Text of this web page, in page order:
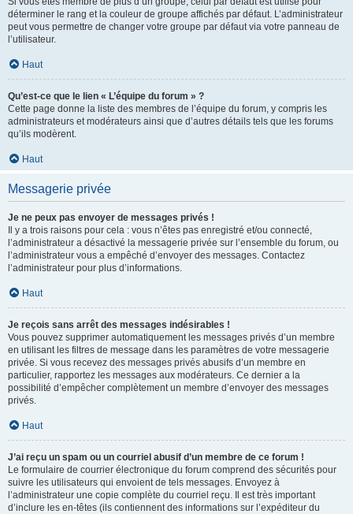
déterminer le rang et la couleur de groupe affichés par défaut. L’administrateur
peut vous permettre de changer votre groupe par défaut via votre panneau de
l’utilisateur.
Haut
Qu’est-ce que le lien « L’équipe du forum » ?
Cette page donne la liste des membres de l’équipe du forum, y compris les
administrateurs et modérateurs ainsi que d’autres détails tels que les forums
qu’ils modèrent.
Haut
Messagerie privée
Je ne peux pas envoyer de messages privés !
Il y a trois raisons pour cela : vous n’êtes pas enregistré et/ou connecté,
l’administrateur a désactivé la messagerie privée sur l’ensemble du forum, ou
l’administrateur vous a empêché d’envoyer des messages. Contactez
l’administrateur pour plus d’informations.
Haut
Je reçois sans arrêt des messages indésirables !
Vous pouvez supprimer automatiquement les messages privés d’un membre
en utilisant les filtres de message dans les paramètres de votre messagerie
privée. Si vous recevez des messages privés abusifs d’un membre en
particulier, rapportez les messages aux modérateurs. Ce dernier a la
possibilité d’empêcher complètement un membre d’envoyer des messages
privés.
Haut
J’ai reçu un spam ou un courriel abusif d’un membre de ce forum !
Le formulaire de courrier électronique du forum comprend des sécurités pour
suivre les utilisateurs qui envoient de tels messages. Envoyez à
l’administrateur une copie complète du courriel reçu. Il est très important
d’inclure les en-têtes (ils contiennent des informations sur l’expéditeur du